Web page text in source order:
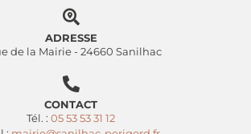
ADRESSE
de la Mairie - 24660 Sanilhac
CONTACT
Tél. : 05 53 53 31 12